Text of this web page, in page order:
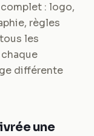
: logo,
règles
les
différente
une